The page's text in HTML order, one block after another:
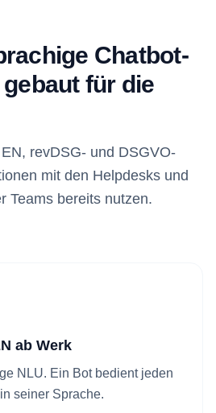
Chatbot-
für die
revDSG- und DSGVO-
mit den Helpdesks und
Teams bereits nutzen.
ab Werk
NLU. Ein Bot bedient jeden
seiner Sprache.